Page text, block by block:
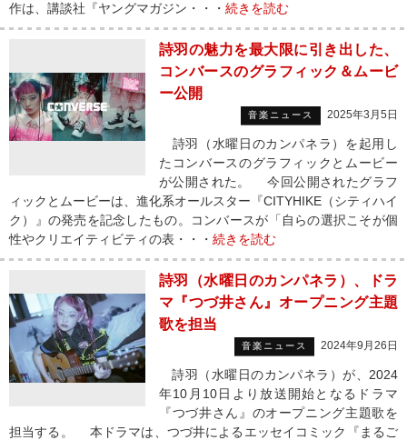
作は、講談社『ヤングマガジン・・・ 続きを読む
詩羽の魅力を最大限に引き出した、
コンバースのグラフィック＆ムービ
ー公開
音楽ニュース 2025年3月5日
詩羽（水曜日のカンパネラ）を起用し
たコンバースのグラフィックとムービー
が公開された。 今回公開されたグラフ
ィックとムービーは、進化系オールスター『CITYHIKE（シティハイ
ク）』の発売を記念したもの。コンバースが「自らの選択こそが個
性やクリエイティビティの表・・・ 続きを読む
詩羽（水曜日のカンパネラ）、ドラ
マ『つづ井さん』オープニング主題
歌を担当
音楽ニュース 2024年9月26日
詩羽（水曜日のカンパネラ）が、2024
年10月10日より放送開始となるドラマ
『つづ井さん』のオープニング主題歌を
担当する。 本ドラマは、つづ井によるエッセイコミック『まるご